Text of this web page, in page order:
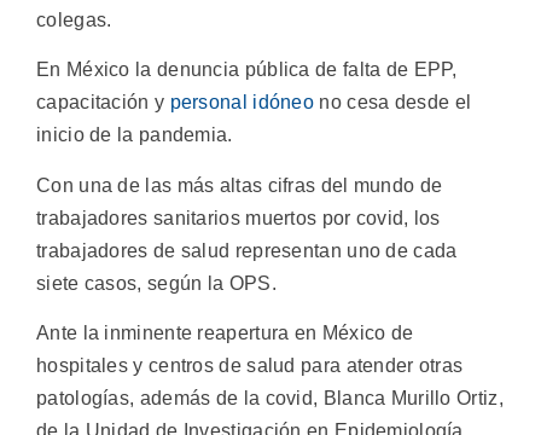
colegas.
En México la denuncia pública de falta de EPP,
capacitación y personal idóneo no cesa desde el
inicio de la pandemia.
Con una de las más altas cifras del mundo de
trabajadores sanitarios muertos por covid, los
trabajadores de salud representan uno de cada
siete casos, según la OPS.
Ante la inminente reapertura en México de
hospitales y centros de salud para atender otras
patologías, además de la covid, Blanca Murillo Ortiz,
de la Unidad de Investigación en Epidemiología